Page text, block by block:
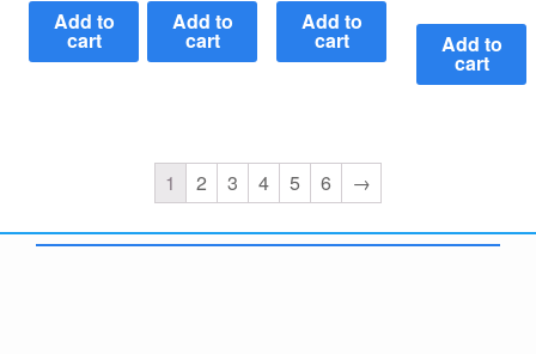
Add to
cart
Add to
cart
Add to
cart Add to
cart
1 2 3 4 5 6 →